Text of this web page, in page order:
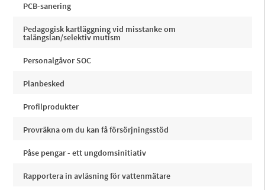
PCB-sanering
Pedagogisk kartläggning vid misstanke om
talängslan/selektiv mutism
Personalgåvor SOC
Planbesked
Profilprodukter
Provräkna om du kan få försörjningsstöd
Påse pengar - ett ungdomsinitiativ
Rapportera in avläsning för vattenmätare